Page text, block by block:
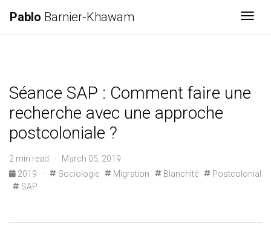
Pablo Barnier-Khawam
Séance SAP : Comment faire une
recherche avec une approche
postcoloniale ?
2 min read · March 05, 2019
2019
· Sociologie Migration Blanchité
Postcolonial
SAP